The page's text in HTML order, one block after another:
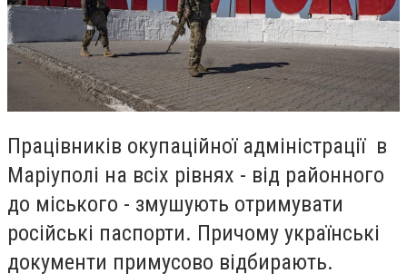
Працівників окупаційної адміністрації в
Маріуполі на всіх рівнях - від районного
до міського - змушують отримувати
російські паспорти. Причому українські
документи примусово відбирають.